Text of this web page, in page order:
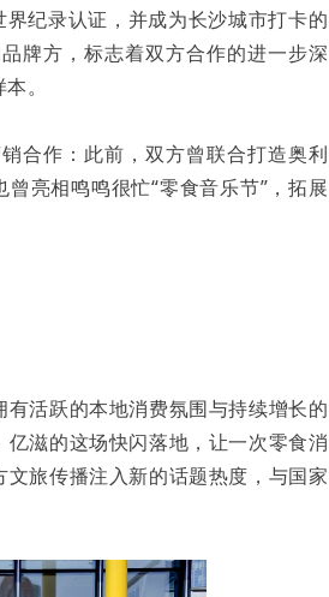
纪录认证，并成为长沙城市打卡的
牌方，标志着双方合作的进一步深
。
合作：此前，双方曾联合打造奥利
亮相鸣鸣很忙“零食音乐节”，拓展
活跃的本地消费氛围与持续增长的
滋的这场快闪落地，让一次零食消
旅传播注入新的话题热度，与国家